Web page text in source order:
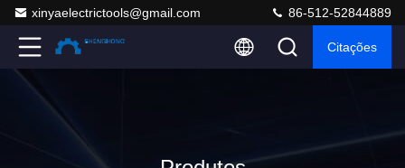
xinyaelectrictools@gmail.com 86-512-52844889
Citações